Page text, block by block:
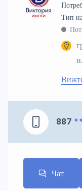
тип
887 *
Чат